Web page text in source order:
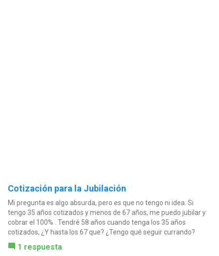
Cotización para la Jubilación
Mi pregunta es algo absurda, pero es que no tengo ni idea. Si
tengo 35 años cotizados y menos de 67 años, me puedo jubilar y
cobrar el 100% . Tendré 58 años cuando tenga los 35 años
cotizados, ¿Y hasta los 67 que? ¿Tengo qué seguir currando?
1 respuesta